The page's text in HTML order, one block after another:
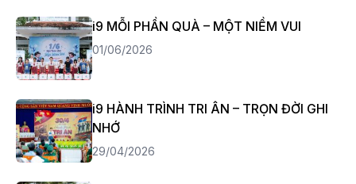
i9 MỖI PHẦN QUÀ – MỘT NIỀM VUI
01/06/2026
i9 HÀNH TRÌNH TRI ÂN – TRỌN ĐỜI GHI
NHỚ
29/04/2026